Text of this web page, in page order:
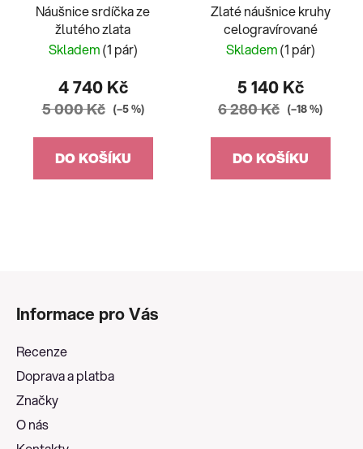
Náušnice srdíčka ze
žlutého zlata
Skladem(1 pár)
4 740 Kč
5 000 Kč (–5 %)
DO KOŠÍKU
Zlaté náušnice kruhy
celogravírované
Skladem(1 pár)
5 140 Kč
6 280 Kč (–18 %)
DO KOŠÍKU
Informace pro Vás
Recenze
Doprava a platba
Značky
O nás